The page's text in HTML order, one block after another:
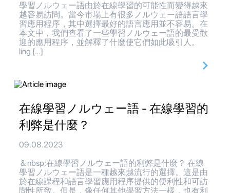
學習ノルウェー語由於在線學習的可能性而變得越來
越容易訪問。當今市場上有很多ノルウェー語語言學
習應用程序，其中選擇最好的語言應用並不容易。在
本文中，我們查看了一些學習ノルウェー語的最受歡
迎的應用程序，並解釋了什麼使它們如此吸引人。
ling […]
在線學習ノルウェー語 - 在線學習的
利弊是什麼？
09.08.2023
＆nbsp;在線學習ノルウェー語的利弊是什麼？ 在線
學習ノルウェー語是一種越來越流行的選擇。這是由
於在線課程和語言學習應用程序提供的便利性和可訪
問性所致。但是，像任何其他學習方法一樣，也有利